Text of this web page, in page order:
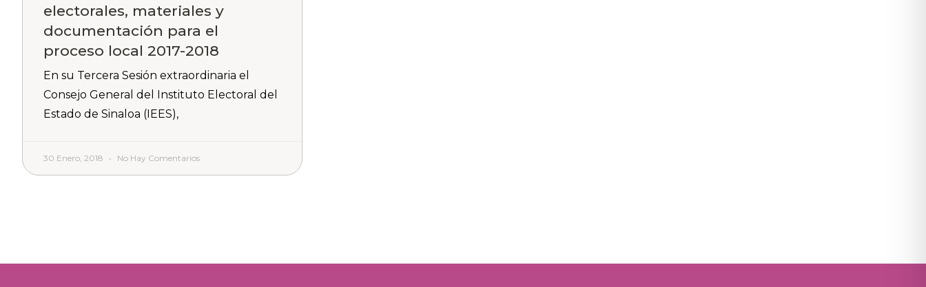
electorales, materiales y
documentación para el
proceso local 2017-2018
En su Tercera Sesión extraordinaria el
Consejo General del Instituto Electoral del
Estado de Sinaloa (IEES),
30 Enero, 2018 No Hay Comentarios